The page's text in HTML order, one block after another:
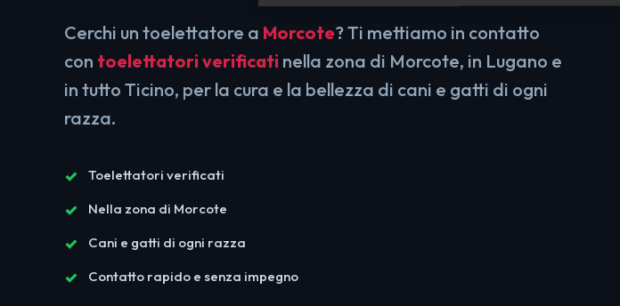
Cerchi un toelettatore a Morcote? Ti mettiamo in contatto
con toelettatori verificati nella zona di Morcote, in Lugano e
in tutto Ticino, per la cura e la bellezza di cani e gatti di ogni
razza.
Toelettatori verificati
Nella zona di Morcote
Cani e gatti di ogni razza
Contatto rapido e senza impegno